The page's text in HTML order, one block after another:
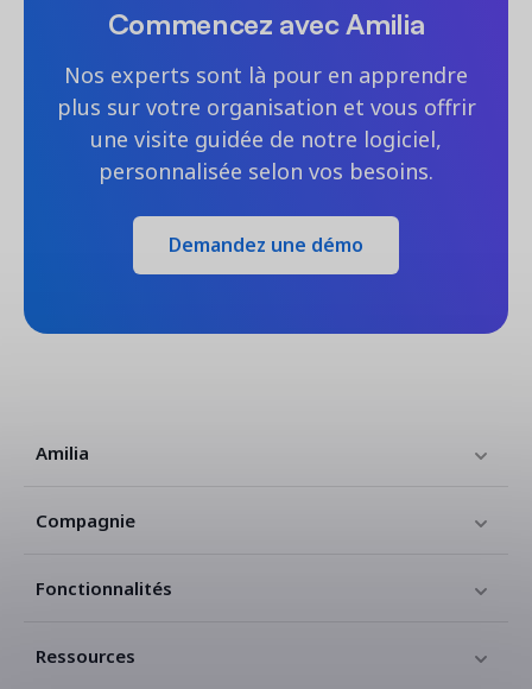
Commencez avec Amilia
Nos experts sont là pour en apprendre
plus sur votre organisation et vous offrir
une visite guidée de notre logiciel,
personnalisée selon vos besoins.
Demandez une démo
Amilia
Compagnie
Fonctionnalités
Ressources